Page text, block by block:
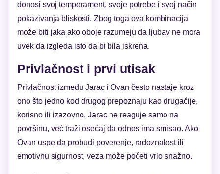
donosi svoj temperament, svoje potrebe i svoj način
pokazivanja bliskosti. Zbog toga ova kombinacija
može biti jaka ako oboje razumeju da ljubav ne mora
uvek da izgleda isto da bi bila iskrena.
Privlačnost i prvi utisak
Privlačnost između Jarac i Ovan često nastaje kroz
ono što jedno kod drugog prepoznaju kao drugačije,
korisno ili izazovno. Jarac ne reaguje samo na
površinu, već traži osećaj da odnos ima smisao. Ako
Ovan uspe da probudi poverenje, radoznalost ili
emotivnu sigurnost, veza može početi vrlo snažno.